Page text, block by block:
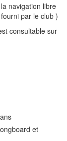
navigation libre
par le club )
consultable sur
et